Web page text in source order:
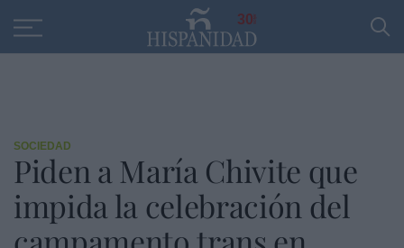
30
SOCIEDAD
Piden a María Chivite que
impida la celebración del